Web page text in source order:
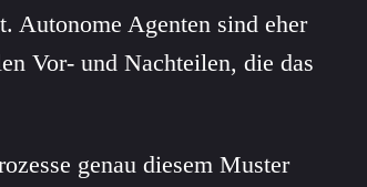
Autonome Agenten sind eher
Vor- und Nachteilen, die das
genau diesem Muster